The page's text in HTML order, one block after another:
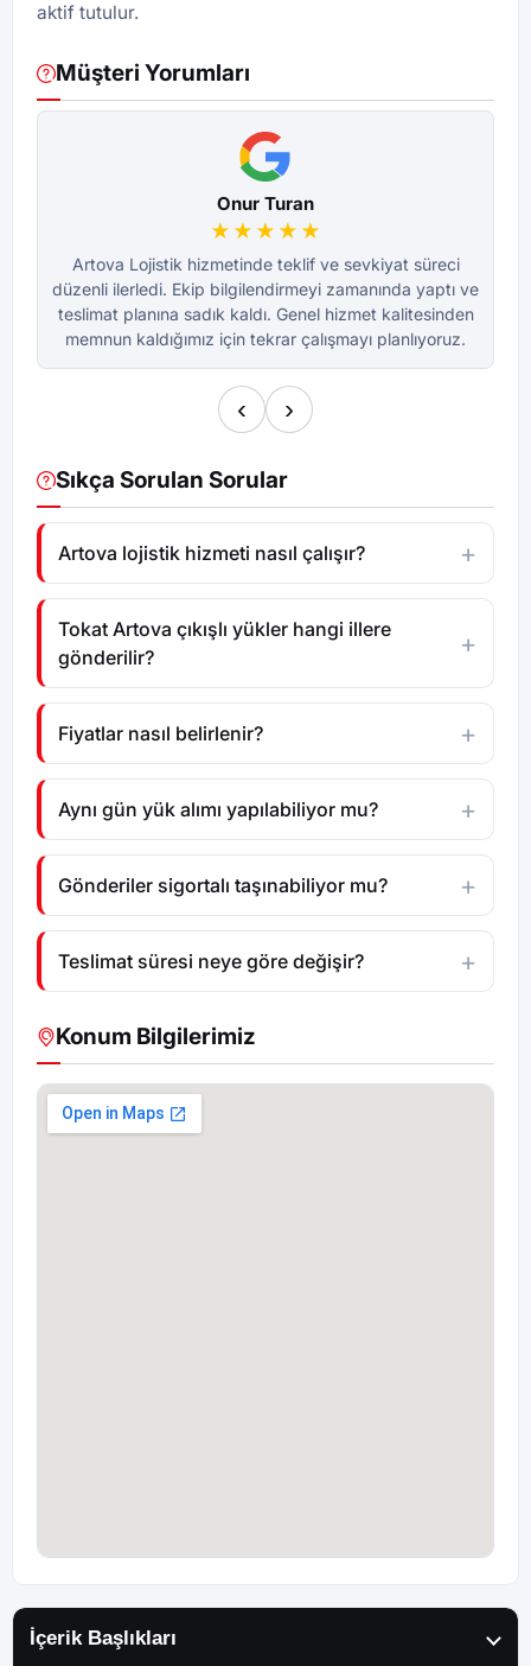
aktif tutulur.
Müşteri Yorumları
Onur Turan
★★★★★
Artova Lojistik hizmetinde teklif ve sevkiyat süreci
düzenli ilerledi. Ekip bilgilendirmeyi zamanında yaptı ve
teslimat planına sadık kaldı. Genel hizmet kalitesinden
memnun kaldığımız için tekrar çalışmayı planlıyoruz.
‹ ›
Sıkça Sorulan Sorular
Artova lojistik hizmeti nasıl çalışır?
Tokat Artova çıkışlı yükler hangi illere
gönderilir?
Fiyatlar nasıl belirlenir?
Aynı gün yük alımı yapılabiliyor mu?
Gönderiler sigortalı taşınabiliyor mu?
Teslimat süresi neye göre değişir?
Konum Bilgilerimiz
İçerik Başlıkları